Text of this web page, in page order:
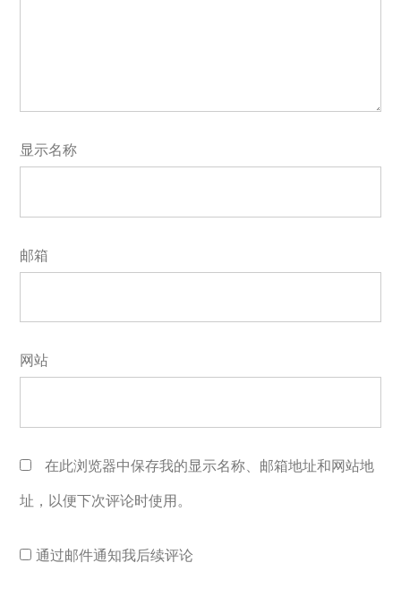
显示名称
邮箱
网站
在此浏览器中保存我的显示名称、邮箱地址和网站地
址，以便下次评论时使用。
通过邮件通知我后续评论